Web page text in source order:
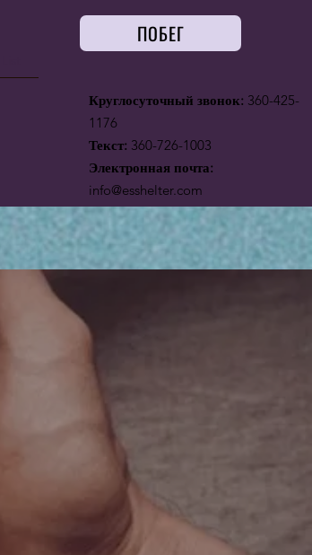
ПОБЕГ
Круглосуточный звонок: 360-425-
1176
Текст: 360-726-1003
Электронная почта:
info@esshelter.com